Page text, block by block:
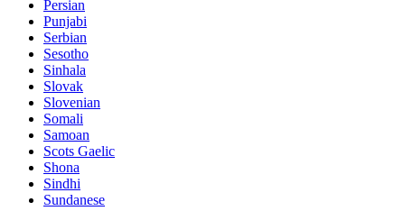
Persian
Punjabi
Serbian
Sesotho
Sinhala
Slovak
Slovenian
Somali
Samoan
Scots Gaelic
Shona
Sindhi
Sundanese